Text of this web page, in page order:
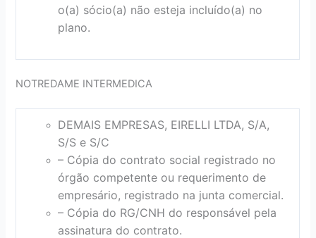
o(a) sócio(a) não esteja incluído(a) no
plano.
NOTREDAME INTERMEDICA
DEMAIS EMPRESAS, EIRELLI LTDA, S/A,
S/S e S/C
– Cópia do contrato social registrado no
órgão competente ou requerimento de
empresário, registrado na junta comercial.
– Cópia do RG/CNH do responsável pela
assinatura do contrato.